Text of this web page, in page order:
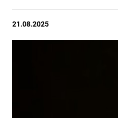
21.08.2025